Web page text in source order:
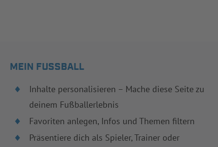
MEIN FUSSBALL
Inhalte personalisieren – Mache diese Seite zu
deinem Fußballerlebnis
Favoriten anlegen, Infos und Themen filtern
Präsentiere dich als Spieler, Trainer oder